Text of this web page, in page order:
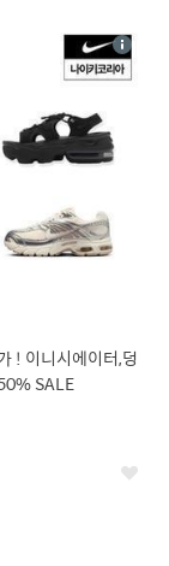
! 이니시에이터,덩
SALE
좋
상
세